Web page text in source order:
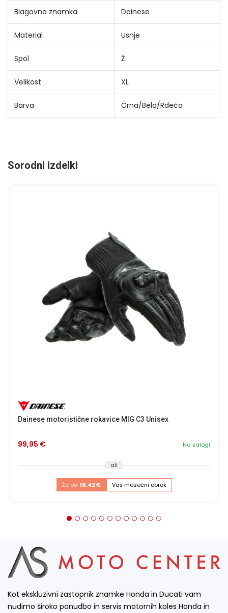
Blagovna znamka Dainese
Material Usnje
Spol Ž
Velikost XL
Barva Črna/Bela/Rdeča
Sorodni izdelki
Dainese motoristične rokavice MIG C3 Unisex
Na zalogi
99,95 €
ali
Že od 18,42 € Vaš mesečni obrok
Kot ekskluzivni zastopnik znamke Honda in Ducati vam
nudimo široko ponudbo in servis motornih koles Honda in